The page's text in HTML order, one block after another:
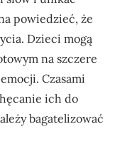
powiedzieć, że
Dzieci mogą
na szczere
Czasami
ich do
bagatelizować